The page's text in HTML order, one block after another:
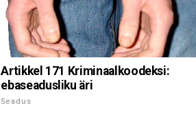
Artikkel 171 Kriminaalkoodeksi:
ebaseadusliku äri
Seadus